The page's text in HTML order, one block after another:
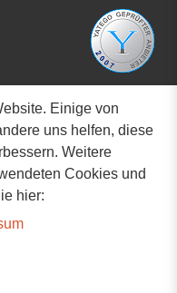
34
Einige von
uns helfen, diese
Weitere
Cookies und
hier: